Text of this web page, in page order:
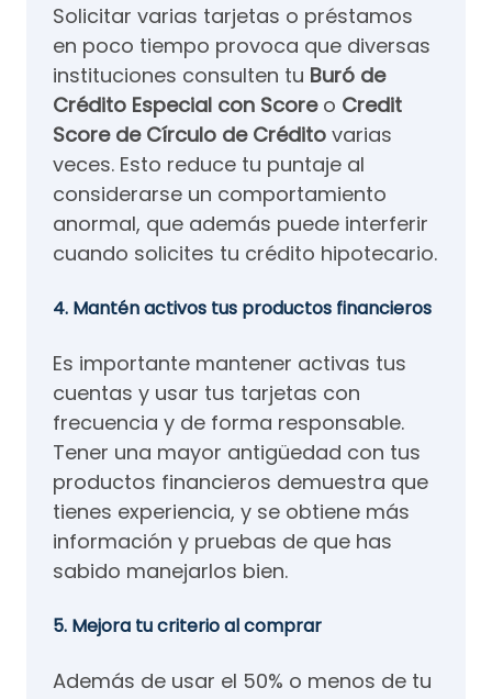
Solicitar varias tarjetas o préstamos
en poco tiempo provoca que diversas
instituciones consulten tu Buró de
Crédito Especial con Score​ o Credit
Score de Círculo de Crédito ​ varias
veces. Esto reduce tu puntaje al
considerarse un comportamiento
anormal, que además puede interferir
cuando solicites tu crédito hipotecario.
4. Mantén activos tus productos financieros
Es importante mantener activas tus
cuentas y usar tus tarjetas con
frecuencia y de forma responsable.
Tener una mayor antigüedad con tus
productos financieros demuestra que
tienes experiencia, y se obtiene más
información y pruebas de que has
sabido manejarlos bien.
5. Mejora tu criterio al comprar
Además de usar el 50% o menos de tu